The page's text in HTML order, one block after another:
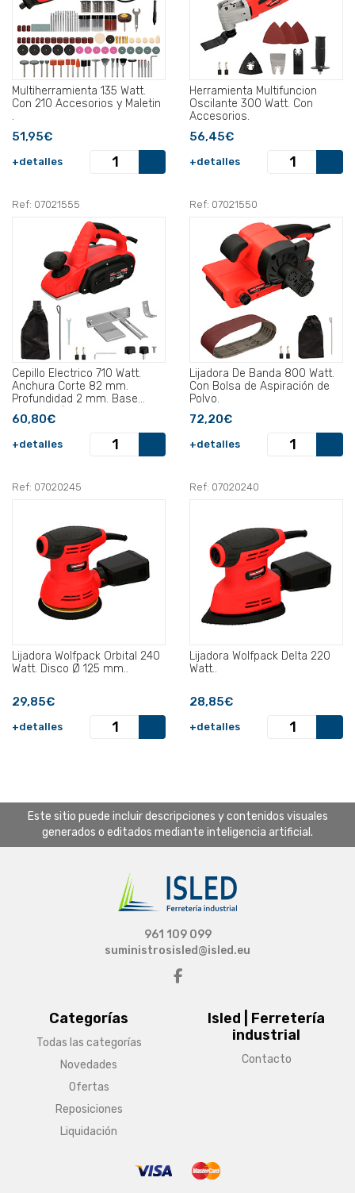
Multiherramienta 135 Watt.
Con 210 Accesorios y Maletin
.
51,95€
+detalles
Herramienta Multifuncion
Oscilante 300 Watt. Con
Accesorios.
56,45€
+detalles
Ref: 07021555
Cepillo Electrico 710 Watt.
Anchura Corte 82 mm.
Profundidad 2 mm. Base
Aluminio / Acero .
60,80€
+detalles
Ref: 07021550
Lijadora De Banda 800 Watt.
Con Bolsa de Aspiración de
Polvo.
72,20€
+detalles
Ref: 07020245
Lijadora Wolfpack Orbital 240
Watt. Disco Ø 125 mm..
29,85€
+detalles
Ref: 07020240
Lijadora Wolfpack Delta 220
Watt..
28,85€
+detalles
Este sitio puede incluir descripciones y contenidos visuales
generados o editados mediante inteligencia artificial.
Categorías
Todas las categorías
Novedades
Ofertas
Reposiciones
Liquidación
Isled | Ferretería
industrial
Contacto
961 109 099
suministrosisled@isled.eu